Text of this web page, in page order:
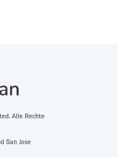
Alle Rechte
San Jose